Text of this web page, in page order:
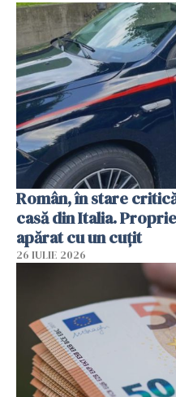
Român, în stare
casă din Italia.
apărat cu un cuțit
26 IULIE 2026